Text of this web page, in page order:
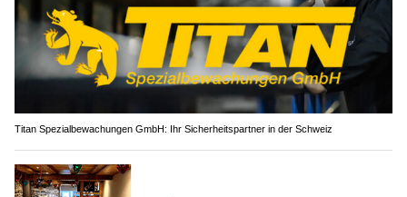
Titan Spezialbewachungen GmbH: Ihr Sicherheitspartner in der Schweiz